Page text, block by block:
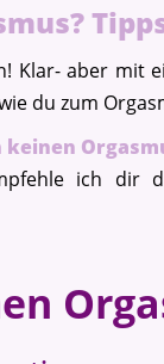
Klar- aber mit
du zum
ich dir